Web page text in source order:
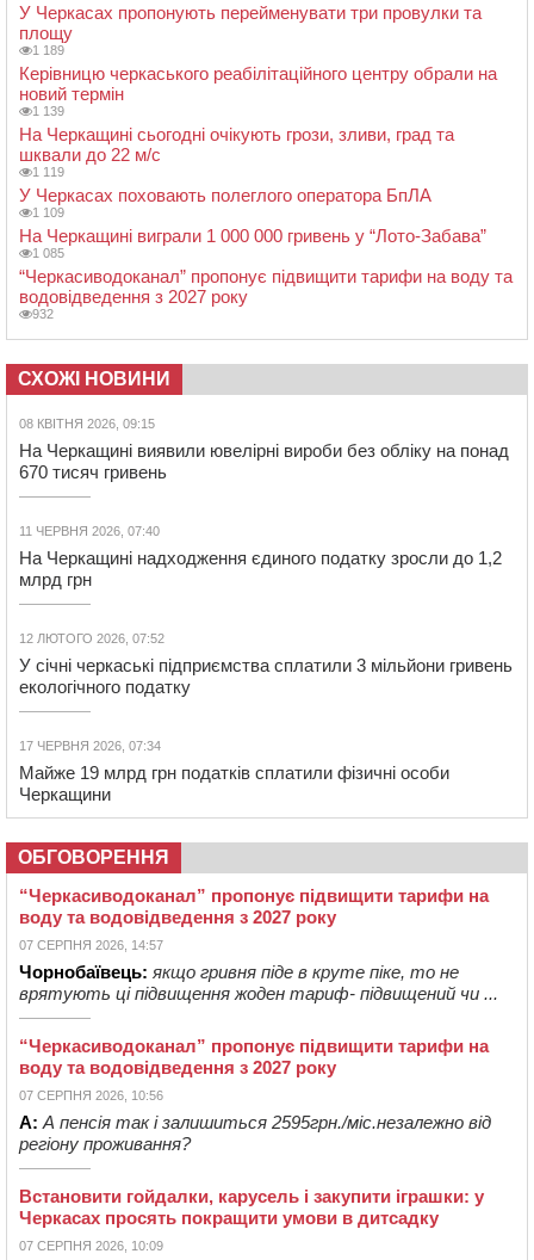
У Черкасах пропонують перейменувати три провулки та
площу
1 189
Керівницю черкаського реабілітаційного центру обрали на
новий термін
1 139
На Черкащині сьогодні очікують грози, зливи, град та
шквали до 22 м/с
1 119
У Черкасах поховають полеглого оператора БпЛА
1 109
На Черкащині виграли 1 000 000 гривень у “Лото-Забава”
1 085
“Черкасиводоканал” пропонує підвищити тарифи на воду та
водовідведення з 2027 року
932
СХОЖІ НОВИНИ
08 КВІТНЯ 2026, 09:15
На Черкащині виявили ювелірні вироби без обліку на понад
670 тисяч гривень
11 ЧЕРВНЯ 2026, 07:40
На Черкащині надходження єдиного податку зросли до 1,2
млрд грн
12 ЛЮТОГО 2026, 07:52
У січні черкаські підприємства сплатили 3 мільйони гривень
екологічного податку
17 ЧЕРВНЯ 2026, 07:34
Майже 19 млрд грн податків сплатили фізичні особи
Черкащини
ОБГОВОРЕННЯ
“Черкасиводоканал” пропонує підвищити тарифи на
воду та водовідведення з 2027 року
07 СЕРПНЯ 2026, 14:57
Чорнобаївець: якщо гривня піде в круте піке, то не
врятують ці підвищення жоден тариф- підвищений чи ...
“Черкасиводоканал” пропонує підвищити тарифи на
воду та водовідведення з 2027 року
07 СЕРПНЯ 2026, 10:56
А: А пенсія так і залишиться 2595грн./міс.незалежно від
регіону проживання?
Встановити гойдалки, карусель і закупити іграшки: у
Черкасах просять покращити умови в дитсадку
07 СЕРПНЯ 2026, 10:09